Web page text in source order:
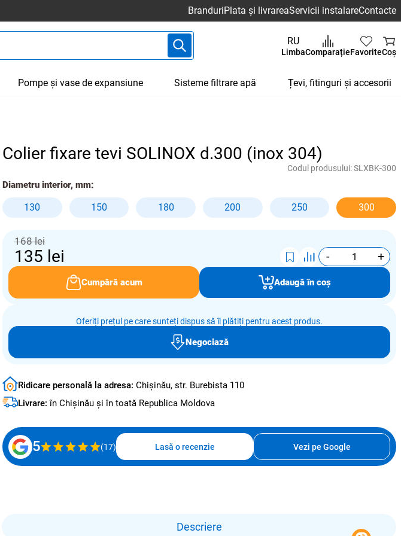
BranduriPlata și livrareaServicii instalareContacte
RU
LimbaComparațieFavoriteCoș
Pompe și vase de expansiune Sisteme filtrare apă Țevi, fitinguri și accesorii
Colier fixare tevi SOLINOX d.300 (inox 304)
Codul produsului:SLXBK-300
Diametru interior, mm:
130 150 180 200 250 300
168 lei
135 lei - +
Cumpără acum Adaugă în coș
Oferiți prețul pe care sunteți dispus să îl plătiți pentru acest produs.
Negociază
Ridicare personală la adresa: Chișinău, str. Burebista 110
Livrare:în Chișinău și în toată Republica Moldova
5 (17) Lasă o recenzie Vezi pe Google
Descriere